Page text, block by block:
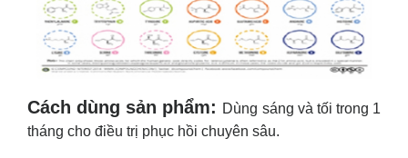
Cách dùng sản phẩm: Dùng sáng và tối trong 1
tháng cho điều trị phục hồi chuyên sâu.